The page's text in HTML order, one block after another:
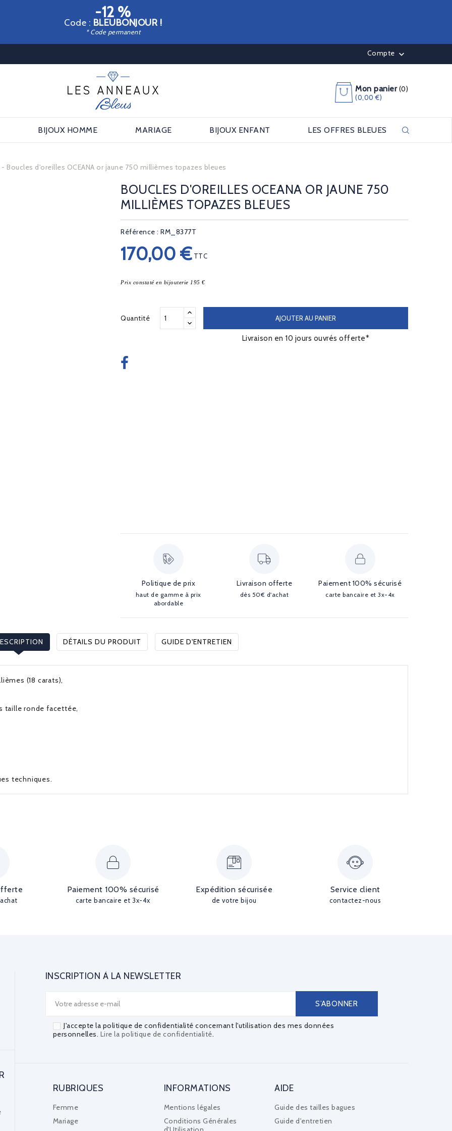
-12 %
Code : BLEUBONJOUR !
* Code permanent
Compte 
Mon panier (0)
(0,00 €)
BIJOUX HOMME MARIAGE BIJOUX ENFANT LES OFFRES BLEUES
Boucles d'oreilles OCEANA or jaune 750 millièmes topazes bleues
BOUCLES D'OREILLES OCEANA OR JAUNE 750
MILLIÈMES TOPAZES BLEUES
Référence : RM_8377T
170,00 € TTC
Prix constaté en bijouterie 195 €
Quantité AJOUTER AU PANIER
Livraison en 10 jours ouvrés offerte*
Politique de prix
haut de gamme à prix
abordable
Livraison offerte
dès 50€ d'achat
Paiement 100% sécurisé
carte bancaire et 3x-4x
DÉTAILS DU PRODUIT GUIDE D'ENTRETIEN
(18 carats),
taille ronde facettée,
techniques.
Paiement 100% sécurisé
carte bancaire et 3x-4x
Expédition sécurisée
de votre bijou
Service client
contactez-nous
INSCRIPTION À LA NEWSLETTER
J'accepte la politique de confidentialité concernant l'utilisation des mes données
personnelles. Lire la politique de confidentialité.
RUBRIQUES
Femme
Mariage
INFORMATIONS
Mentions légales
Conditions Générales
AIDE
Guide des tailles bagues
Guide d'entretien